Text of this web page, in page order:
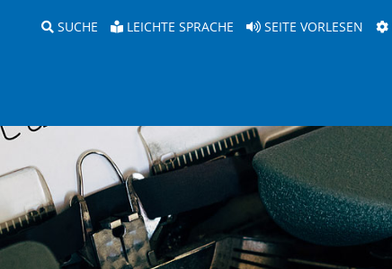
SUCHE LEICHTE SPRACHE SEITE VORLESEN